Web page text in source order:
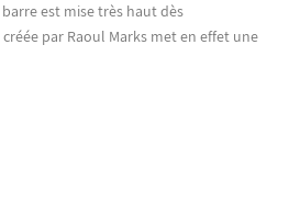
est mise très haut dès
par Raoul Marks met en effet une